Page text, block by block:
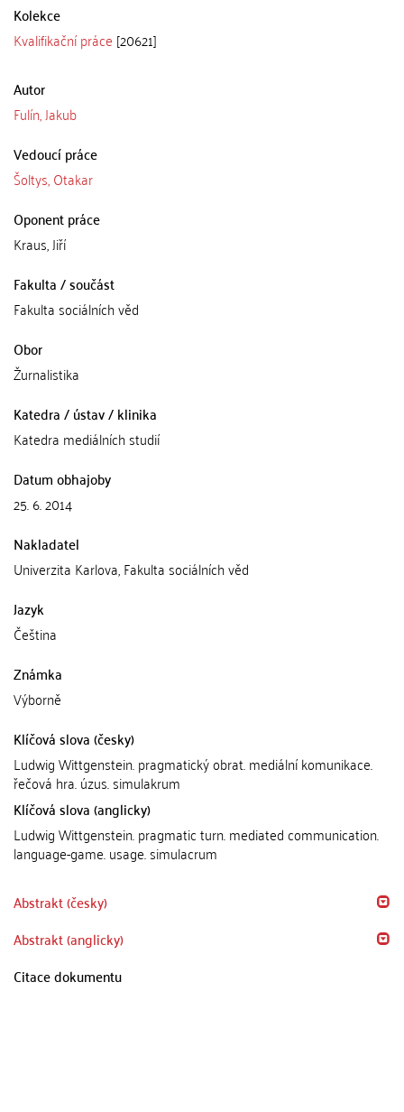
Kolekce
Kvalifikační práce [20621]
Autor
Fulín, Jakub
Vedoucí práce
Šoltys, Otakar
Oponent práce
Kraus, Jiří
Fakulta / součást
Fakulta sociálních věd
Obor
Žurnalistika
Katedra / ústav / klinika
Katedra mediálních studií
Datum obhajoby
25. 6. 2014
Nakladatel
Univerzita Karlova, Fakulta sociálních věd
Jazyk
Čeština
Známka
Výborně
Klíčová slova (česky)
Ludwig Wittgenstein. pragmatický obrat. mediální komunikace.
řečová hra. úzus. simulakrum
Klíčová slova (anglicky)
Ludwig Wittgenstein. pragmatic turn. mediated communication.
language-game. usage. simulacrum
Abstrakt (česky)
Abstrakt (anglicky)
Citace dokumentu